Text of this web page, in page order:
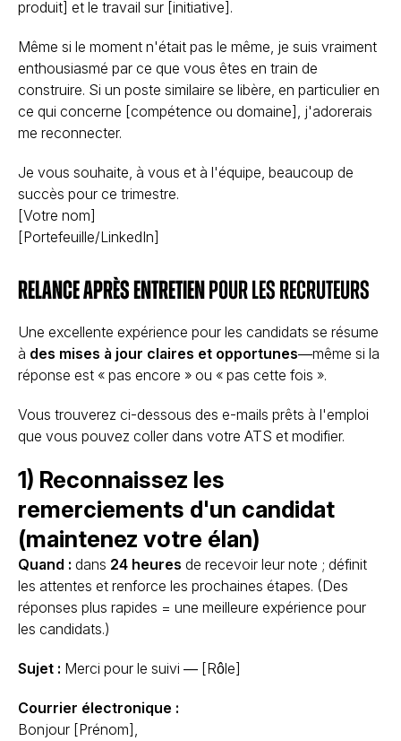
produit] et le travail sur [initiative].
Même si le moment n'était pas le même, je suis vraiment
enthousiasmé par ce que vous êtes en train de
construire. Si un poste similaire se libère, en particulier en
ce qui concerne [compétence ou domaine], j'adorerais
me reconnecter.
Je vous souhaite, à vous et à l'équipe, beaucoup de
succès pour ce trimestre.
[Votre nom]
[Portefeuille/LinkedIn]
Relance après entretien pour les recruteurs
Une excellente expérience pour les candidats se résume
à des mises à jour claires et opportunes—même si la
réponse est « pas encore » ou « pas cette fois ».
Vous trouverez ci-dessous des e-mails prêts à l'emploi
que vous pouvez coller dans votre ATS et modifier.
1) Reconnaissez les
remerciements d'un candidat
(maintenez votre élan)
Quand : dans 24 heures de recevoir leur note ; définit
les attentes et renforce les prochaines étapes. (Des
réponses plus rapides = une meilleure expérience pour
les candidats.)
Sujet : Merci pour le suivi — [Rôle]
Courrier électronique :
Bonjour [Prénom],